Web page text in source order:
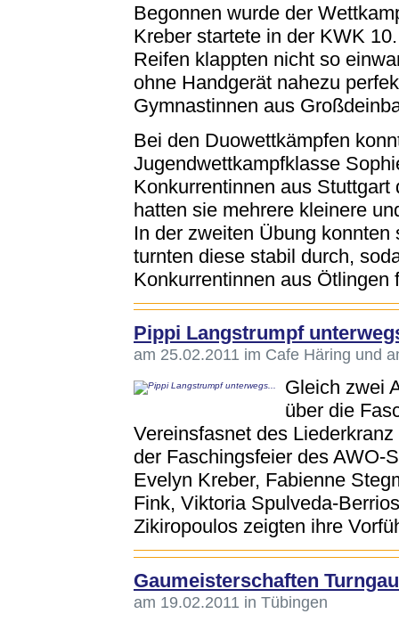
Begonnen wurde der
Kreber startete in der KWK
Reifen klappten nicht so
ohne Handgerät nahezu
Gymnastinnen aus
Bei den Duowettkämpfen
Jugendwettkampfklasse
Konkurrentinnen aus
hatten sie mehrere kleinere
In der zweiten Übung
turnten diese stabil durch,
Konkurrentinnen aus Ötlingen
Pippi Langstrumpf
am 25.02.2011 im Cafe Häring und
Gleich zwei
über die
Vereinsfasnet des
der Faschingsfeier des AWO-
Evelyn Kreber, Fabienne
Fink, Viktoria Spulveda-
Zikiropoulos zeigten ihre
Gaumeisterschaften
am 19.02.2011 in Tübingen